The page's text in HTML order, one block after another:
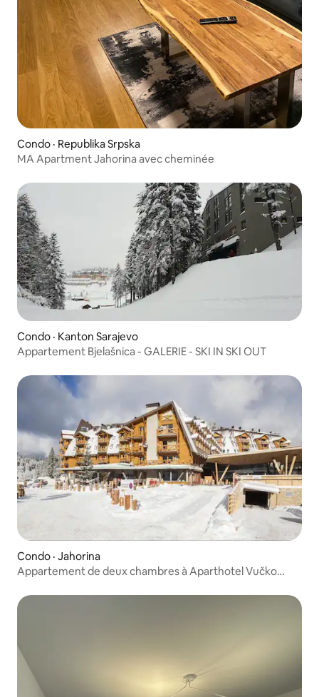
Condo · Republika Srpska
MA Apartment Jahorina avec cheminée
Condo · Kanton Sarajevo
Appartement Bjelašnica - GALERIE - SKI IN SKI OUT
Condo · Jahorina
Appartement de deux chambres à Aparthotel Vučko